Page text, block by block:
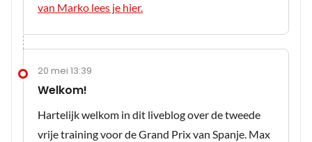
van Marko lees je hier.
20 mei 13:39
Welkom!
Hartelijk welkom in dit liveblog over de tweede
vrije training voor de Grand Prix van Spanje. Max